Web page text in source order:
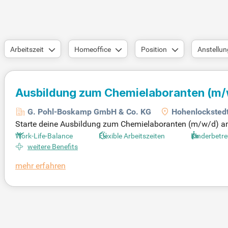
Arbeitszeit Homeoffice Position
Ausbildung zum Chemielaboranten
G. Pohl-Boskamp GmbH & Co. KG
Starte deine Ausbildung zum Chemielaboranten (m/w/d)
ahre und bietet dir umfassende Schulung im Umgang mit
n wie Qualitätskontrolle und Mikrobiologie sammelst du
an Chemie und Naturwissenschaften mitbringen. Gestalte
Work-Life-Balance Flexible Arbeitszeiten
weitere Benefits
mehr erfahren